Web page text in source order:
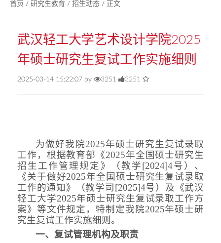
首页 / 研究生教育 / 招生动态 / 正文
武汉轻工大学艺术设计学院2025
年硕士研究生复试工作实施细则
2025-03-14 15:22:07 by 3251 3251
为做好我院2025年硕士研究生复试录取
工作，根据教育部《2025年全国硕士研究生
招生工作管理规定》（教学[2024]4号）、
《关于做好2025年全国硕士研究生复试录取
工作的通知》（教学司 [2025]4号） 及《武汉
轻工大学2025年硕士研究生复试录取工作方
案》等文件规定，特制定我 院2025年硕士研
究生复试工作实施细则 。
一、复试管理机构及职责